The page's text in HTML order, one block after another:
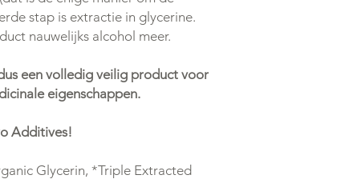
stap is extractie in glycerine.
nauwelijks alcohol meer.
een volledig veilig product voor
eigenschappen.
Additives!
Glycerin, *Triple Extracted